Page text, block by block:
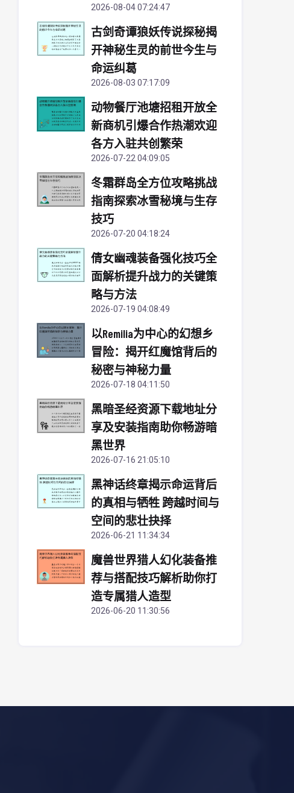
2026-08-04 07:24:47
古剑奇谭狼妖传说探秘揭
开神秘生灵的前世今生与
命运纠葛
2026-08-03 07:17:09
动物餐厅池塘招租开放全
新商机引爆合作热潮欢迎
各方入驻共创繁荣
2026-07-22 04:09:05
冬霜群岛全方位攻略挑战
指南探索冰雪秘境与生存
技巧
2026-07-20 04:18:24
倩女幽魂装备强化技巧全
面解析提升战力的关键策
略与方法
2026-07-19 04:08:49
以Remilia为中心的幻想乡
冒险：揭开红魔馆背后的
秘密与神秘力量
2026-07-18 04:11:50
黑暗圣经资源下载地址分
享及安装指南助你畅游暗
黑世界
2026-07-16 21:05:10
黑神话终章揭示命运背后
的真相与牺牲 跨越时间与
空间的悲壮抉择
2026-06-21 11:34:34
魔兽世界猎人幻化装备推
荐与搭配技巧解析助你打
造专属猎人造型
2026-06-20 11:30:56